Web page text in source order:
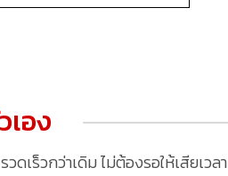
อง
ดเร็วกว่าเดิม ไม่ต้องรอให้เสียเวลา